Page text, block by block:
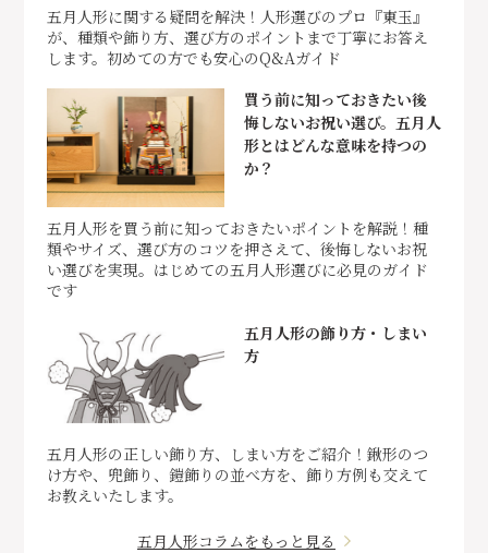
五月人形に関する疑問を解決！人形選びのプロ『東玉』
が、種類や飾り方、選び方のポイントまで丁寧にお答え
します。初めての方でも安心のQ&Aガイド
買う前に知っておきたい後
悔しないお祝い選び。五月人
形とはどんな意味を持つの
か？
五月人形を買う前に知っておきたいポイントを解説！種
類やサイズ、選び方のコツを押さえて、後悔しないお祝
い選びを実現。はじめての五月人形選びに必見のガイド
です
五月人形の飾り方・しまい
方
五月人形の正しい飾り方、しまい方をご紹介！鍬形のつ
け方や、兜飾り、鎧飾りの並べ方を、飾り方例も交えて
お教えいたします。
五月人形コラムをもっと見る